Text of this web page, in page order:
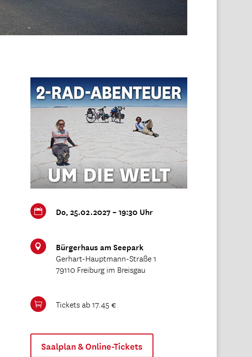
 Do, 25.02.2027 – 19:30 Uhr
 Bürgerhaus am Seepark
Gerhart-Hauptmann-Straße 1
79110 Freiburg im Breisgau
 Tickets ab 17.45 €
Saalplan & Online-Tickets